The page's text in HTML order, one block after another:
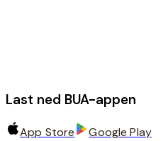
Last ned BUA-appen
App Store Google Play